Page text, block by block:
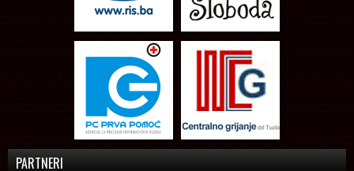
PARTNERI